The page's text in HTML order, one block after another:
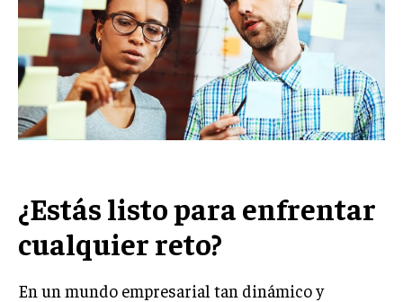
Your Profile
NEWS LIFESTYLE PUBLIC OPINION
¿Estás listo para enfrentar
cualquier reto?
En un mundo empresarial tan dinámico y